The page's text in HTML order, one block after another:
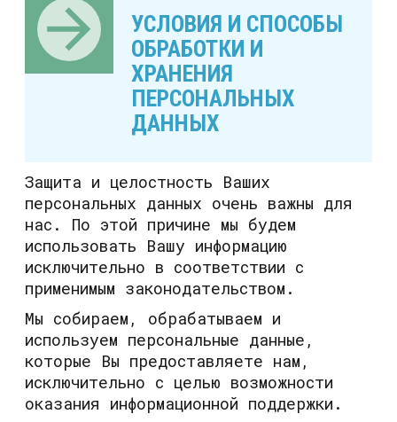
УСЛОВИЯ И СПОСОБЫ
ОБРАБОТКИ И
ХРАНЕНИЯ
ПЕРСОНАЛЬНЫХ
ДАННЫХ
Защита и целостность Ваших
персональных данных очень важны для
нас. По этой причине мы будем
использовать Вашу информацию
исключительно в соответствии с
применимым законодательством.
Мы собираем, обрабатываем и
используем персональные данные,
которые Вы предоставляете нам,
исключительно с целью возможности
оказания информационной поддержки.